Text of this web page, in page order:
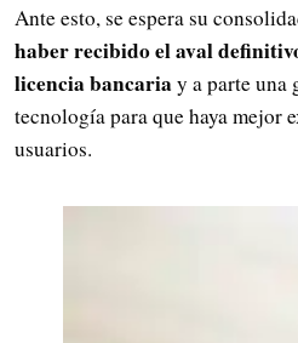
Ante esto, se espera su
haber recibido el aval
licencia bancaria y a parte una
tecnología para que haya mejor
usuarios.